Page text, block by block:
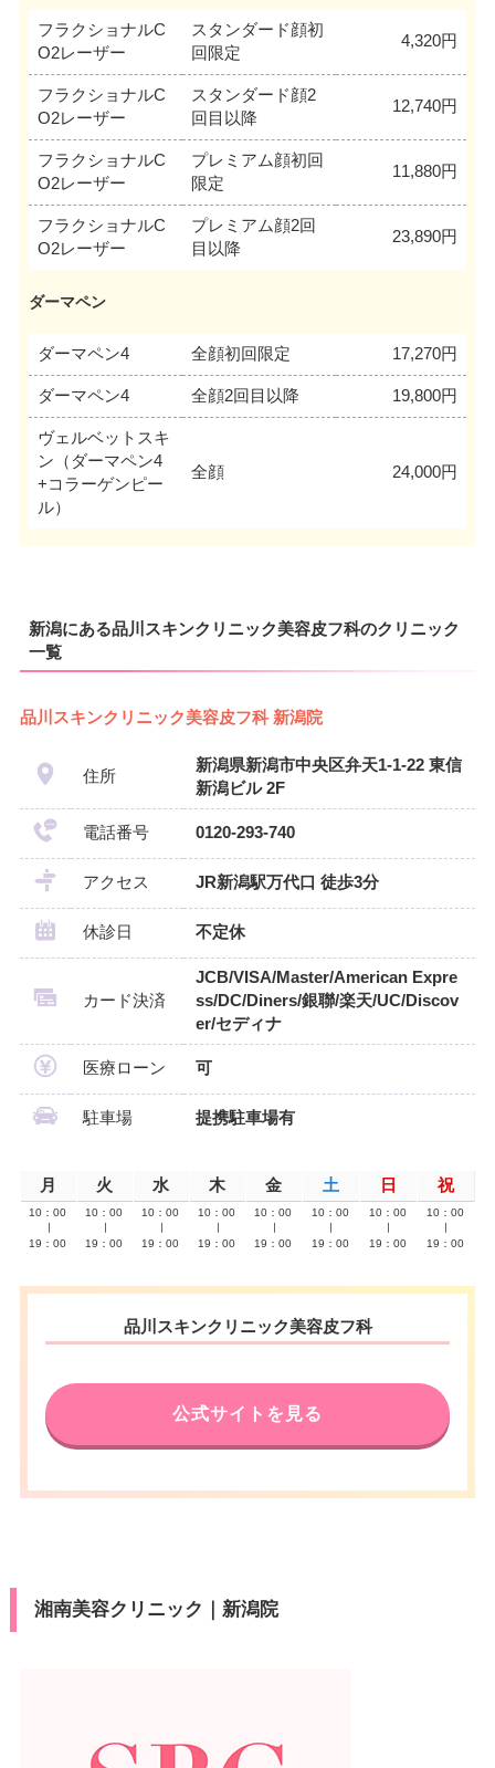
フラクショナルC
O2レーザー
スタンダード顔初
回限定
4,320円
フラクショナルC
O2レーザー
スタンダード顔2
回目以降
12,740円
フラクショナルC
O2レーザー
プレミアム顔初回
限定
11,880円
フラクショナルC
O2レーザー
プレミアム顔2回
目以降
23,890円
ダーマペン
ダーマペン4 全顔初回限定 17,270円
ダーマペン4 全顔2回目以降 19,800円
ヴェルベットスキ
ン（ダーマペン4
+コラーゲンピー
ル）
全顔 24,000円
新潟にある品川スキンクリニック美容皮フ科のクリニック
一覧
品川スキンクリニック美容皮フ科 新潟院
住所
新潟県新潟市中央区弁天1-1-22 東信
新潟ビル 2F
電話番号 0120-293-740
アクセス JR新潟駅万代口 徒歩3分
休診日 不定休
カード決済
JCB/VISA/Master/American Expre
ss/DC/Diners/銀聯/楽天/UC/Discov
er/セディナ
医療ローン 可
駐車場 提携駐車場有
月 火 水 木 金 土 日 祝
10：00
19：00
10：00
19：00
10：00
19：00
10：00
19：00
10：00
19：00
10：00
19：00
10：00
19：00
10：00
19：00
品川スキンクリニック美容皮フ科
公式サイトを見る
湘南美容クリニック｜新潟院